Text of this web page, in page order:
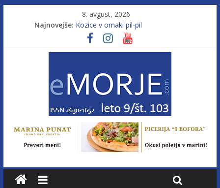
8. avgust, 2026
Najnovejše: Kozice v omaki pil-pil
Leto 9, št. 103; Licenca brez morja
Od morja do gorja 11